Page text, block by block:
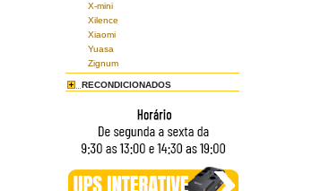
X-mini
Xilence
Xiaomi
Yuasa
Zignum
RECONDICIONADOS